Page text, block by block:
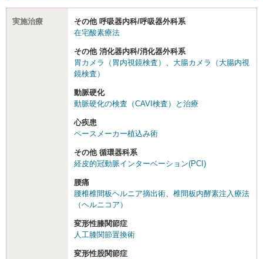
実施治療
その他 呼吸器内科/呼吸器外科系
在宅酸素療法
その他 消化器内科/消化器外科系
胃カメラ（胃内視鏡検査）
大腸カメラ（大腸内視
鏡検査）
動脈硬化
動脈硬化の検査（CAVI検査）と治療
心疾患
ペースメーカー植込み術
その他 循環器科系
経皮的冠動脈インターベーション(PCI)
腰痛
腰椎椎間板ヘルニア摘出術
椎間板内酵素注入療法
（ヘルニコア）
変形性膝関節症
人工膝関節置換術
変形性股関節症